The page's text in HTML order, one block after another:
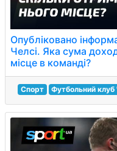
Опубліковано
Челсі. Яка сума
місце в команді?
Спорт Футбольний клуб